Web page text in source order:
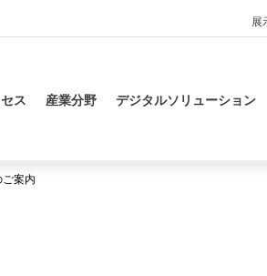
展
ス 産業分野 デジタルソリューション
案内